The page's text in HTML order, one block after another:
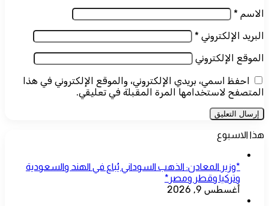
الاسم *
البريد الإلكتروني *
الموقع الإلكتروني
احفظ اسمي، بريدي الإلكتروني، والموقع الإلكتروني في هذا
المتصفح لاستخدامها المرة المقبلة في تعليقي.
هذا الاسبوع
*وزير المعادن: الذهب السوداني يُباع في الهند والسعودية
وتركيا وقطر ومصر*
أغسطس 9, 2026